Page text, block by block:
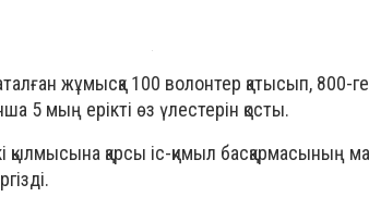
жұмысқа 100 волонтер қатысып, 800-
5 мың ерікті өз үлестерін қосты.
қылмысына қарсы іс-қимыл басқармасының